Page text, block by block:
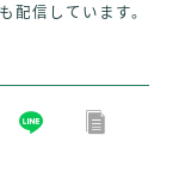
配信しています。